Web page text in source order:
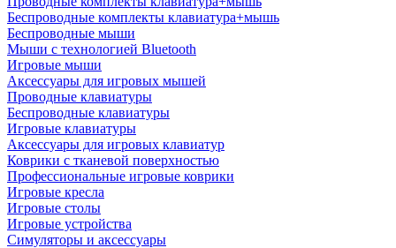
Беспроводные комплекты клавиатура+мышь
Беспроводные мыши
Мыши с технологией Bluetooth
Игровые мыши
Аксессуары для игровых мышей
Проводные клавиатуры
Беспроводные клавиатуры
Игровые клавиатуры
Аксессуары для игровых клавиатур
Коврики с тканевой поверхностью
Профессиональные игровые коврики
Игровые кресла
Игровые столы
Игровые устройства
Симуляторы и аксессуары